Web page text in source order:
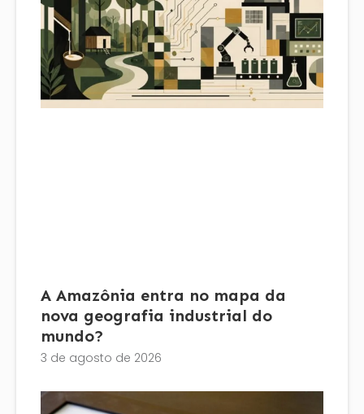
A Amazônia entra no mapa da
nova geografia industrial do
mundo?
3 de agosto de 2026